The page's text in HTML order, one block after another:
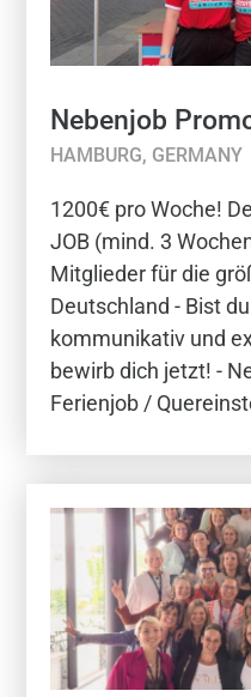
Nebenjob
HAMBURG, GERMANY
1200€ pro Woche!
JOB (mind. 3
Mitglieder für die
Deutschland - Bist
kommunikativ und
bewirb dich jetzt! -
Ferienjob /